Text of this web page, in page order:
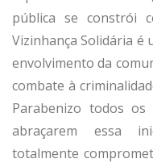
pública se constrói
Vizinhança Solidária é
envolvimento da
combate à
Parabenizo todos
abraçarem essa
totalmente